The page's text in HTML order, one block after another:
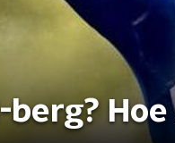
berg?